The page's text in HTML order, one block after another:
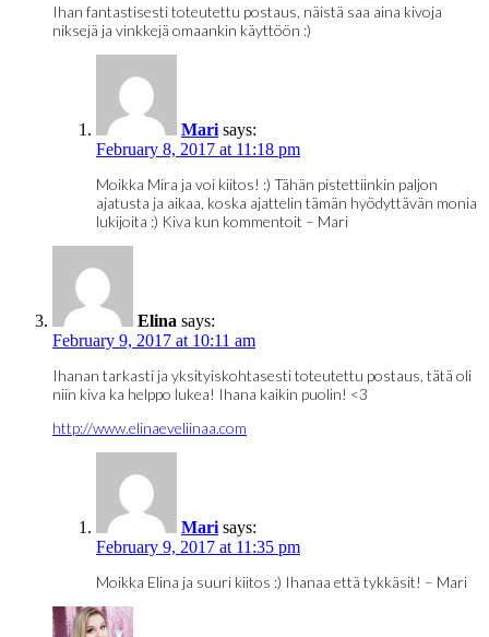
Ihan fantastisesti toteutettu postaus, näistä saa aina kivoja
niksejä ja vinkkejä omaankin käyttöön :)
Mari says:
February 8, 2017 at 11:18 pm
Moikka Mira ja voi kiitos! :) Tähän pistettiinkin paljon
ajatusta ja aikaa, koska ajattelin tämän hyödyttävän monia
lukijoita :) Kiva kun kommentoit – Mari
Elina says:
February 9, 2017 at 10:11 am
Ihanan tarkasti ja yksityiskohtasesti toteutettu postaus, tätä oli
niin kiva ka helppo lukea! Ihana kaikin puolin! <3
http://www.elinaeveliinaa.com
Mari says:
February 9, 2017 at 11:35 pm
Moikka Elina ja suuri kiitos :) Ihanaa että tykkäsit! – Mari